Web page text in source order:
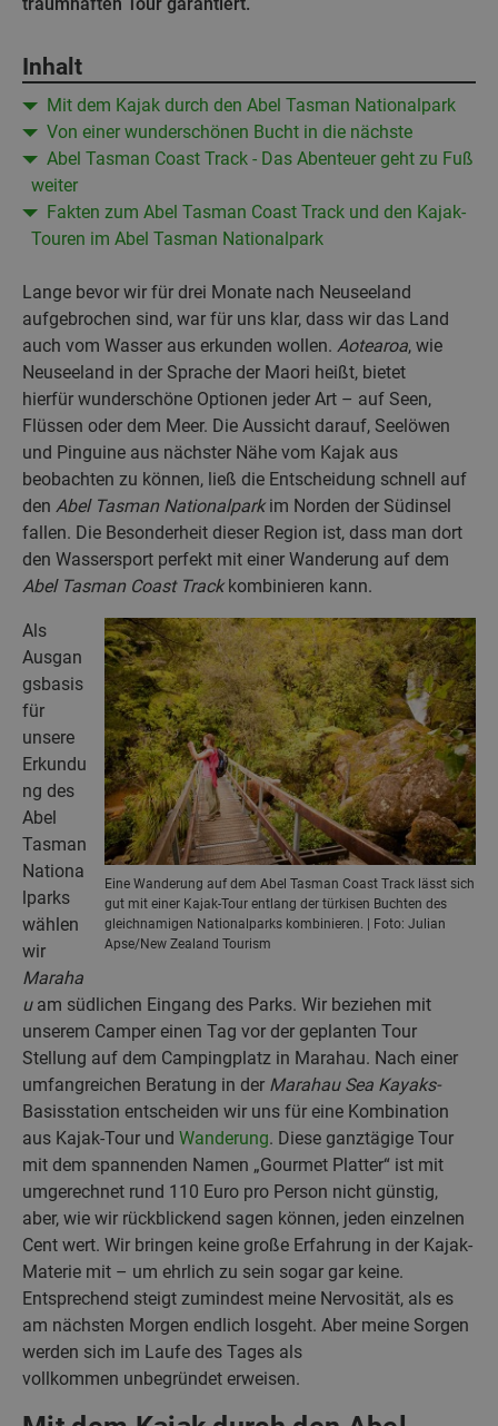
Inhalt
Mit dem Kajak durch den Abel Tasman Nationalpark
Von einer wunderschönen Bucht in die nächste
Abel Tasman Coast Track - Das Abenteuer geht zu Fuß
weiter
Fakten zum Abel Tasman Coast Track und den Kajak-
Touren im Abel Tasman Nationalpark
Lange bevor wir für drei Monate nach Neuseeland
aufgebrochen sind, war für uns klar, dass wir das Land
auch vom Wasser aus erkunden wollen. Aotearoa, wie
Neuseeland in der Sprache der Maori heißt, bietet
hierfür wunderschöne Optionen jeder Art – auf Seen,
Flüssen oder dem Meer. Die Aussicht darauf, Seelöwen
und Pinguine aus nächster Nähe vom Kajak aus
beobachten zu können, ließ die Entscheidung schnell auf
den Abel Tasman Nationalparkim Norden der Südinsel
fallen. Die Besonderheit dieser Region ist, dass man dort
den Wassersport perfekt mit einer Wanderung auf dem
Abel Tasman Coast Trackkombinieren kann.
Eine Wanderung auf dem Abel Tasman Coast Track lässt sich
gut mit einer Kajak-Tour entlang der türkisen Buchten des
gleichnamigen Nationalparks kombinieren. | Foto: Julian
Apse/New Zealand Tourism
Als
Ausgan
gsbasis
für
unsere
Erkundu
ng des
Abel
Tasman
Nationa
lparks
wählen
wir
Maraha
uam südlichen Eingang des Parks. Wir beziehen mit
unserem Camper einen Tag vor der geplanten Tour
Stellung auf dem Campingplatz in Marahau. Nach einer
umfangreichen Beratung in der Marahau Sea Kayaks-
Basisstation entscheiden wir uns für eine Kombination
aus Kajak-Tour und Wanderung. Diese ganztägige Tour
mit dem spannenden Namen „Gourmet Platter“ ist mit
umgerechnet rund 110 Euro pro Person nicht günstig,
aber, wie wir rückblickend sagen können, jeden einzelnen
Cent wert. Wir bringen keine große Erfahrung in der Kajak-
Materie mit – um ehrlich zu sein sogar gar keine.
Entsprechend steigt zumindest meine Nervosität, als es
am nächsten Morgen endlich losgeht. Aber meine Sorgen
werden sich im Laufe des Tages als
vollkommen unbegründet erweisen.